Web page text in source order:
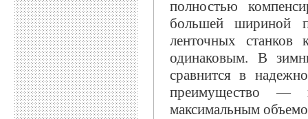
полностью
большей шириной
ленточных станков
одинаковым. В
сравнится в
преимущество —
максимальным